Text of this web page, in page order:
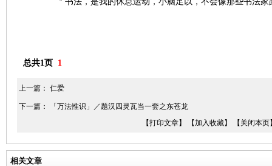
总共1页 1
上一篇： 仁爱
下一篇：
「万法惟识」／题汉四灵瓦当一套之东苍龙
【打印文章】
【加入收藏】 【关闭本页
相关文章